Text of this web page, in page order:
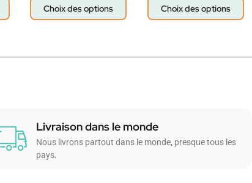
Choix des options Choix des options
Livraison dans le monde
Nous livrons partout dans le monde, presque tous les
pays.